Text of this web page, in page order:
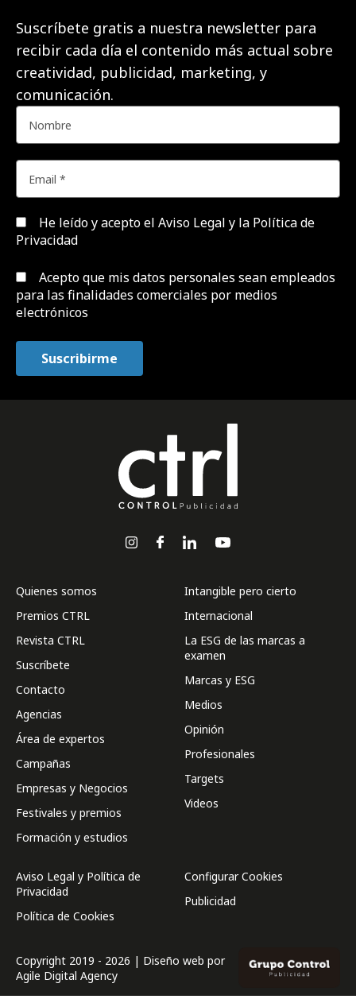
Suscríbete gratis a nuestra newsletter para
recibir cada día el contenido más actual sobre
creatividad, publicidad, marketing, y
comunicación.
He leído y acepto el Aviso Legal y la Política de
Privacidad
Acepto que mis datos personales sean empleados
para las finalidades comerciales por medios
electrónicos
Quienes somos
Premios CTRL
Revista CTRL
Suscríbete
Contacto
Agencias
Área de expertos
Campañas
Empresas y Negocios
Festivales y premios
Formación y estudios
Intangible pero cierto
Internacional
La ESG de las marcas a
examen
Marcas y ESG
Medios
Opinión
Profesionales
Targets
Videos
Aviso Legal y Política de
Privacidad
Política de Cookies
Configurar Cookies
Publicidad
Copyright 2019 - 2026 | Diseño web por
Agile Digital Agency